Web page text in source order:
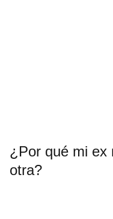
¿Por qué mi ex
otra?